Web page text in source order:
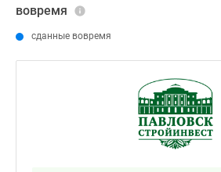
вовремя
сданные вовремя